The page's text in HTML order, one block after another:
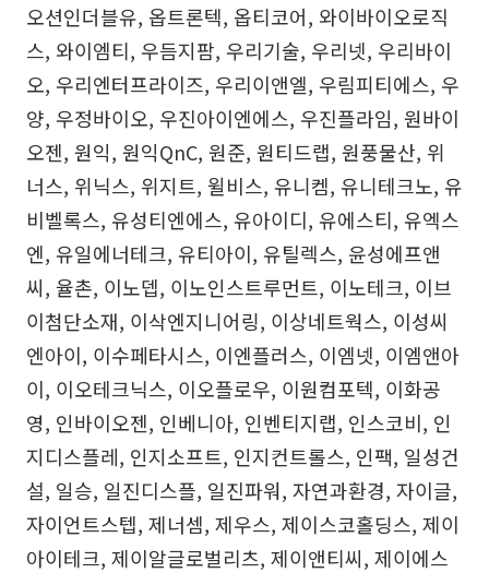
오션인더블유, 옵트론텍, 옵티코어, 와이바이오로직
스, 와이엠티, 우듬지팜, 우리기술, 우리넷, 우리바이
오, 우리엔터프라이즈, 우리이앤엘, 우림피티에스, 우
양, 우정바이오, 우진아이엔에스, 우진플라임, 원바이
오젠, 원익, 원익QnC, 원준, 원티드랩, 원풍물산, 위
너스, 위닉스, 위지트, 윌비스, 유니켐, 유니테크노, 유
비벨록스, 유성티엔에스, 유아이디, 유에스티, 유엑스
엔, 유일에너테크, 유티아이, 유틸렉스, 윤성에프앤
씨, 율촌, 이노뎁, 이노인스트루먼트, 이노테크, 이브
이첨단소재, 이삭엔지니어링, 이상네트웍스, 이성씨
엔아이, 이수페타시스, 이엔플러스, 이엠넷, 이엠앤아
이, 이오테크닉스, 이오플로우, 이원컴포텍, 이화공
영, 인바이오젠, 인베니아, 인벤티지랩, 인스코비, 인
지디스플레, 인지소프트, 인지컨트롤스, 인팩, 일성건
설, 일승, 일진디스플, 일진파워, 자연과환경, 자이글,
자이언트스텝, 제너셈, 제우스, 제이스코홀딩스, 제이
아이테크, 제이알글로벌리츠, 제이앤티씨, 제이에스